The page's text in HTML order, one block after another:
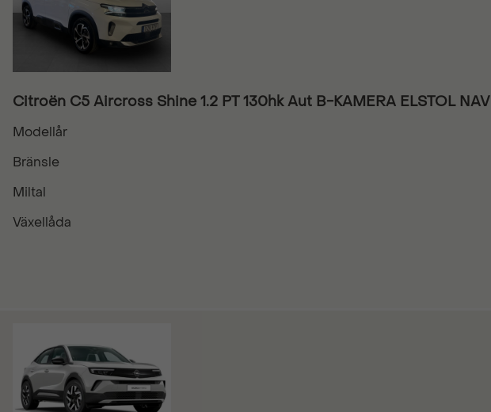
Citroën C5 Aircross Shine 1.2 PT 130hk Aut B-KAMERA ELSTOL NAV
Modellår
Bränsle
Miltal
Växellåda